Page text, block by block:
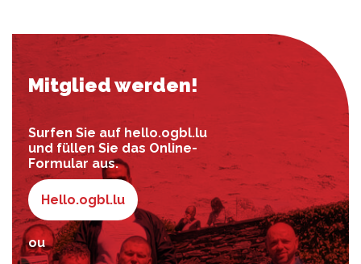
Mitglied werden!
Surfen Sie auf hello.ogbl.lu
und füllen Sie das Online-
Formular aus.
Hello.ogbl.lu
ou